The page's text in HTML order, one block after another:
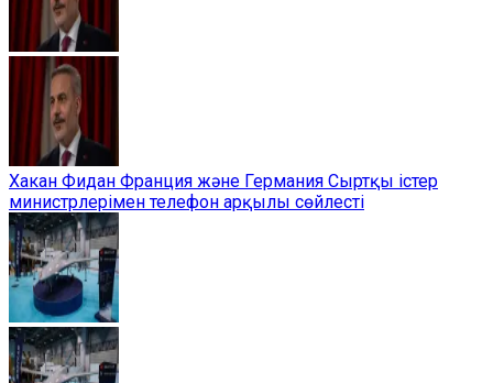
Хакан Фидан Франция және Германия Сыртқы істер
министрлерімен телефон арқылы сөйлесті